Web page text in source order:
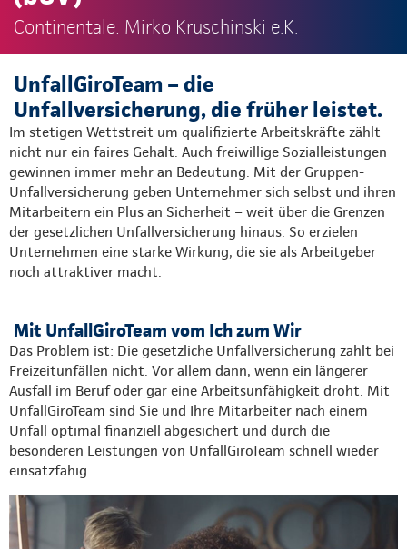
Continentale: Mirko Kruschinski e.K.
UnfallGiroTeam – die
Unfallversicherung, die früher leistet.
Im stetigen Wettstreit um qualifizierte Arbeitskräfte zählt
nicht nur ein faires Gehalt. Auch freiwillige Sozialleistungen
gewinnen immer mehr an Bedeutung. Mit der Gruppen-
Unfallversicherung geben Unternehmer sich selbst und ihren
Mitarbeitern ein Plus an Sicherheit – weit über die Grenzen
der gesetzlichen Unfallversicherung hinaus. So erzielen
Unternehmen eine starke Wirkung, die sie als Arbeitgeber
noch attraktiver macht.
Mit UnfallGiroTeam vom Ich zum Wir
Das Problem ist: Die gesetzliche Unfallversicherung zahlt bei
Freizeitunfällen nicht. Vor allem dann, wenn ein längerer
Ausfall im Beruf oder gar eine Arbeitsunfähigkeit droht. Mit
UnfallGiroTeam sind Sie und Ihre Mitarbeiter nach einem
Unfall optimal finanziell abgesichert und durch die
besonderen Leistungen von UnfallGiroTeam schnell wieder
einsatzfähig.